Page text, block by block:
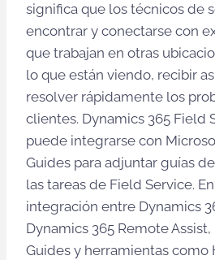
significa que los técnicos de
encontrar y conectarse con
que trabajan en otras
lo que están viendo, recibir
resolver rápidamente los
clientes. Dynamics 365 Field
puede integrarse con
Guides para adjuntar guías
las tareas de Field Service.
integración entre Dynamics
Dynamics 365 Remote
Guides y herramientas como